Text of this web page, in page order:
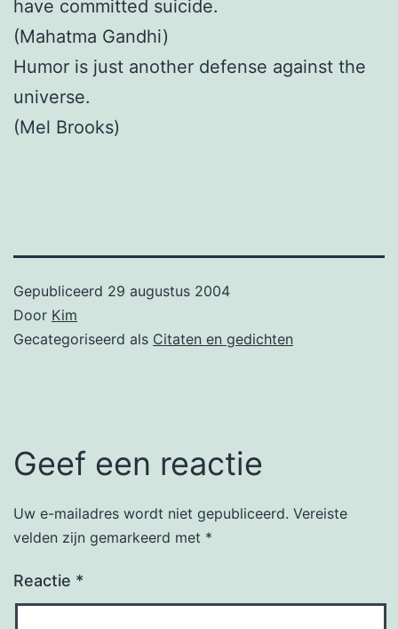
have committed suicide.
(Mahatma Gandhi)
Humor is just another defense against the
universe.
(Mel Brooks)
Gepubliceerd 29 augustus 2004
Door Kim
Gecategoriseerd als Citaten en gedichten
Geef een reactie
Uw e-mailadres wordt niet gepubliceerd. Vereiste
velden zijn gemarkeerd met *
Reactie *